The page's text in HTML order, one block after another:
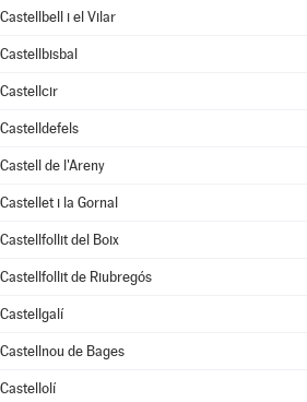
Castellbell i el Vilar
Castellbisbal
Castellcir
Castelldefels
Castell de l'Areny
Castellet i la Gornal
Castellfollit del Boix
Castellfollit de Riubregós
Castellgalí
Castellnou de Bages
Castellolí